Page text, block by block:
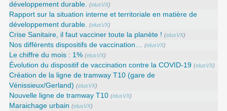
développement durable. (elusVX)
Rapport sur la situation interne et territoriale en matière de
développement durable. (elusVX)
Crise Sanitaire, il faut vacciner toute la planète ! (elusVX)
Nos différents dispositifs de vaccination… (elusVX)
Le chiffre du mois : 1% (elusVX)
Évolution du dispositif de vaccination contre la COVID-19 (elusVX)
Création de la ligne de tramway T10 (gare de
Vénissieux/Gerland) (elusVX)
Nouvelle ligne de tramway T10 (elusVX)
Maraichage urbain (elusVX)